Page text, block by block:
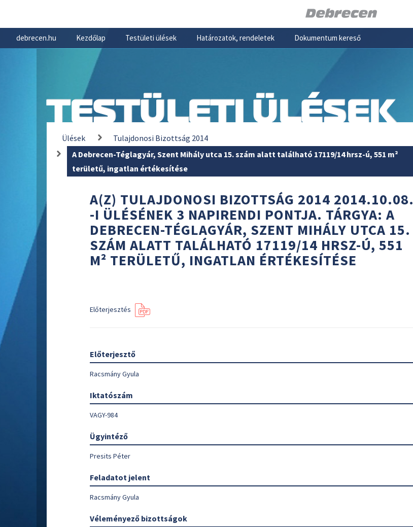
debrecen.hu Kezdőlap Testületi ülések Határozatok, rendeletek Dokumentum kereső
TESTÜLETI ÜLÉSEK
Ülések
Tulajdonosi Bizottság 2014
A Debrecen-Téglagyár, Szent Mihály utca 15. szám alatt található 17119/14 hrsz-ú, 551 m²
területű, ingatlan értékesítése
A(Z) TULAJDONOSI BIZOTTSÁG 2014 2014.10.08.
-I ÜLÉSÉNEK 3 NAPIRENDI PONTJA. TÁRGYA: A
DEBRECEN-TÉGLAGYÁR, SZENT MIHÁLY UTCA 15.
SZÁM ALATT TALÁLHATÓ 17119/14 HRSZ-Ú, 551
M² TERÜLETŰ, INGATLAN ÉRTÉKESÍTÉSE
Előterjesztés
Előterjesztő
Racsmány Gyula
Iktatószám
VAGY-984
Ügyintéző
Presits Péter
Feladatot jelent
Racsmány Gyula
Véleményező bizottságok